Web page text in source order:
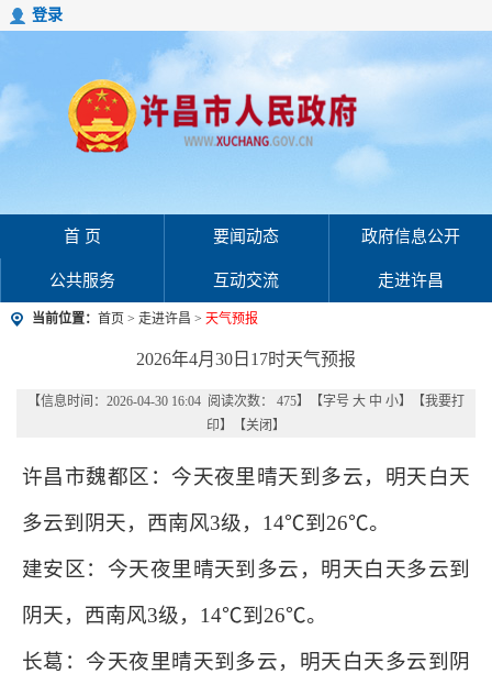
登录
首 页 要闻动态 政府信息公开
公共服务 互动交流 走进许昌
当前位置： 首页 > 走进许昌 > 天气预报
2026年4月30日17时天气预报
【信息时间：2026-04-30 16:04 阅读次数： 475】【字号 大 中 小】【我要打
印】【关闭 】
许昌市魏都区：今天夜里晴天到多云，明天白天
多云到阴天，西南风3级，14℃到26℃。
建安区：今天夜里晴天到多云，明天白天多云到
阴天，西南风3级，14℃到26℃。
长葛：今天夜里晴天到多云，明天白天多云到阴